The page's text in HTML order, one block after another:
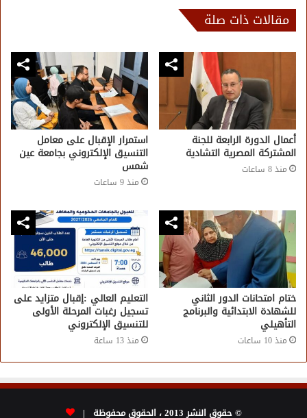
مقالات ذات صلة
أعمال الدورة الرابعة للجنة
المشتركة المصرية التشادية
منذ 8 ساعات
استمرار الإقبال على معامل
التنسيق الإلكتروني بجامعة عين
شمس
منذ 9 ساعات
ختام امتحانات الدور الثاني
للشهادة الابتدائية والبرنامج
التأهيلي
منذ 10 ساعات
التعليم العالي :إقبال متزايد على
تسجيل رغبات المرحلة الأولى
للتنسيق الإلكتروني
منذ 13 ساعة
© حقوق النشر 2013 ، الحقوق محفوظة |